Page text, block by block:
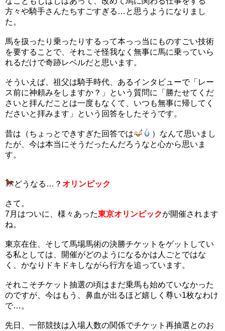
方々や騎手さんたちすごすぎる…と思うようになりまし
た。
馬を扱ったり乗ったりするって本っっ当にものすごい技術
を要することで、それこそ怪我なく無事に馬に乗っていら
れるだけで奇跡レベルだと思います。
そういえば、祖父は騎手時代、あるインタビューで「レー
ス前に神頼みをしますか？」という質問に「勝たせてくだ
さいと拝んだことは一度もなくて、いつも無事に帰してく
ださいと拝みます」という回答をしたそうです。
昔は（ちょっとできすぎた回答では
）なんて思いまし
たが、今は本当にそうだったんだろうなと心から思いま
す。
どうなる…？ オリンピック
さて。
7月はついに、様々あった東京オリンピックが開催されます
ね。
東京在住、そして馬場馬術の決勝チケットをゲットしてい
る私としては、開催がどのようになるかは人ごとではな
く、かなりドキドキしながら行方を追っています。
それこそチケット抽選の頃はまだ乗馬も始めていなかった
のですが、今はもう、鼻血が出るほど嬉しく尊い1枚なわけ
で…。
先日、一部競技は入場人数の関係でチケット再抽選とのお